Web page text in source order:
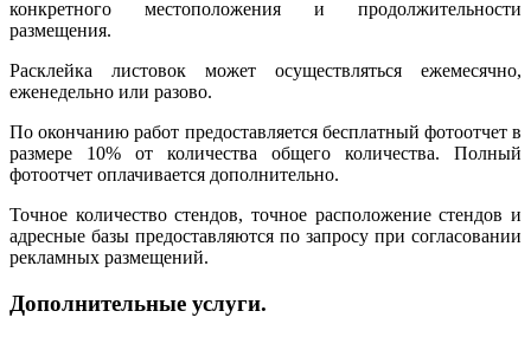
конкретного местоположения и продолжительности
размещения.
Расклейка листовок может осуществляться ежемесячно,
еженедельно или разово.
По окончанию работ предоставляется бесплатный фотоотчет в
размере 10% от количества общего количества. Полный
фотоотчет оплачивается дополнительно.
Точное количество стендов, точное расположение стендов и
адресные базы предоставляются по запросу при согласовании
рекламных размещений.
Дополнительные услуги.